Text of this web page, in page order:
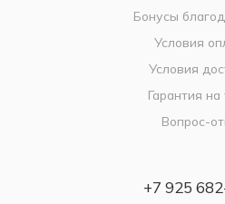
Бонусы
Условия
Условия
Гарантия на
Вопрос-
+7 925